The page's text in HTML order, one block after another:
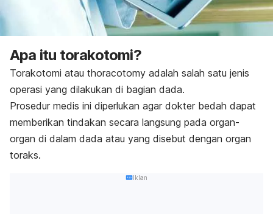
Apa itu torakotomi?
Torakotomi atau thoracotomy adalah salah satu jenis
operasi yang dilakukan di bagian dada.
Prosedur medis ini diperlukan agar dokter bedah dapat
memberikan tindakan secara langsung pada organ-
organ di dalam dada atau yang disebut dengan organ
toraks.
Iklan